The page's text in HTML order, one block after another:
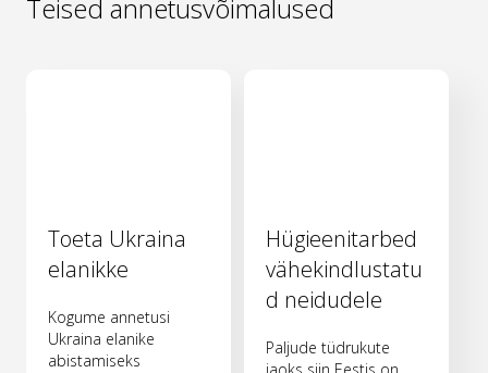
Teised annetusvõimalused
Toeta Ukraina
elanikke
Kogume annetusi
Ukraina elanike
abistamiseks
Hügieenitarbed
vähekindlustatu
d neidudele
Paljude tüdrukute